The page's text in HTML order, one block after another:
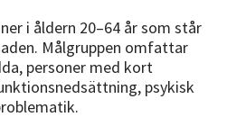
i åldern 20–64 år som står
Målgruppen omfattar
personer med kort
psykisk